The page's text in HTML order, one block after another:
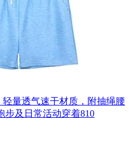
量透气速干材质，附抽绳腰
步及日常活动穿着810